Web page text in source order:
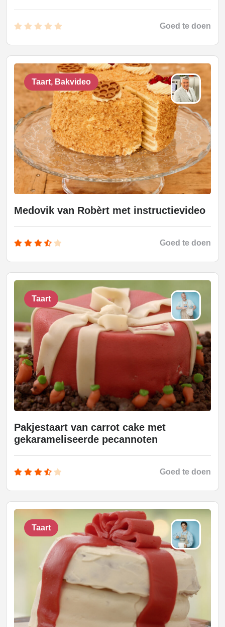
Goed te doen
Taart, Bakvideo
Medovik van Robèrt met instructievideo
Goed te doen
Taart
Pakjestaart van carrot cake met
gekarameliseerde pecannoten
Goed te doen
Taart